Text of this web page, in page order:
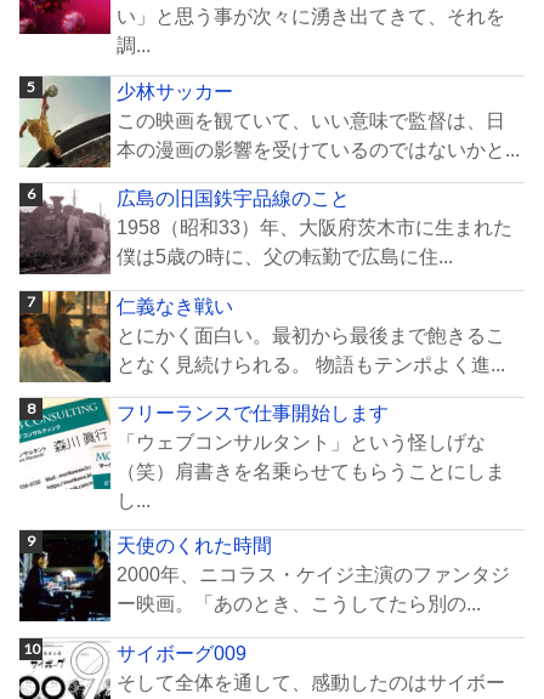
い」と思う事が次々に湧き出てきて、それを
調...
少林サッカー
この映画を観ていて、いい意味で監督は、日
本の漫画の影響を受けているのではないかと...
広島の旧国鉄宇品線のこと
1958（昭和33）年、大阪府茨木市に生まれた
僕は5歳の時に、父の転勤で広島に住...
仁義なき戦い
とにかく面白い。最初から最後まで飽きるこ
となく見続けられる。 物語もテンポよく進...
フリーランスで仕事開始します
「ウェブコンサルタント」という怪しげな
（笑）肩書きを名乗らせてもらうことにしま
し...
天使のくれた時間
2000年、ニコラス・ケイジ主演のファンタジ
ー映画。「あのとき、こうしてたら別の...
サイボーグ009
そして全体を通して、感動したのはサイボー